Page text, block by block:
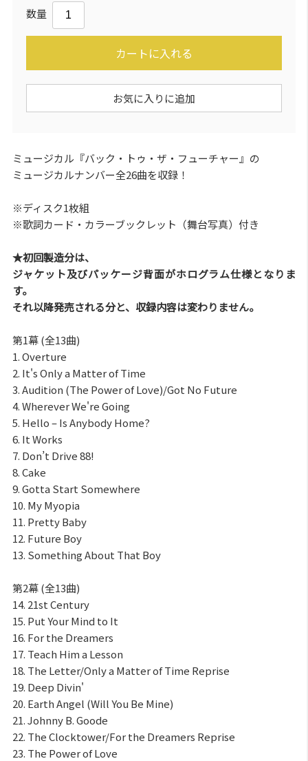
数量
カートに入れる
お気に入りに追加
ミュージカル『バック・トゥ・ザ・フューチャー』の
ミュージカルナンバー全26曲を収録！
※ディスク1枚組
※歌詞カード・カラーブックレット（舞台写真）付き
★初回製造分は、
ジャケット及びパッケージ背面がホログラム仕様となりま
す。
それ以降発売される分と、収録内容は変わりません。
第1幕 (全13曲)
1. Overture
2. It's Only a Matter of Time
3. Audition (The Power of Love)/Got No Future
4. Wherever We're Going
5. Hello – Is Anybody Home?
6. It Works
7. Don’t Drive 88!
8. Cake
9. Gotta Start Somewhere
10. My Myopia
11. Pretty Baby
12. Future Boy
13. Something About That Boy
第2幕 (全13曲)
14. 21st Century
15. Put Your Mind to It
16. For the Dreamers
17. Teach Him a Lesson
18. The Letter/Only a Matter of Time Reprise
19. Deep Divin'
20. Earth Angel (Will You Be Mine)
21. Johnny B. Goode
22. The Clocktower/For the Dreamers Reprise
23. The Power of Love